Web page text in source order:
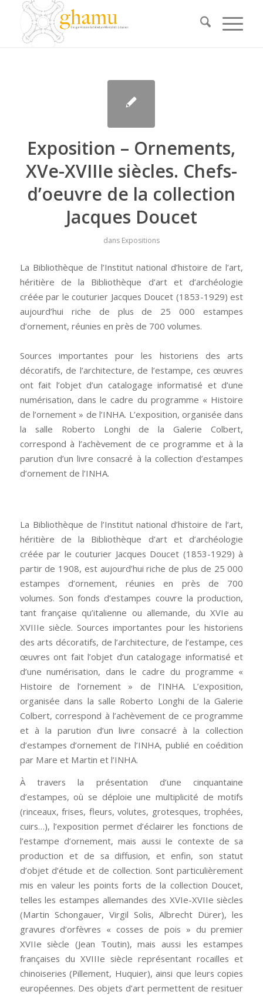
Exposition – Ornements,
XVe-XVIIIe siècles. Chefs-
d’oeuvre de la collection
Jacques Doucet
dans Expositions
La Bibliothèque de l’Institut national d’histoire de l’art,
héritière de la Bibliothèque d’art et d’archéologie
créée par le couturier Jacques Doucet (1853-1929) est
aujourd’hui riche de plus de 25 000 estampes
d’ornement, réunies en près de 700 volumes.
Sources importantes pour les historiens des arts
décoratifs, de l’architecture, de l’estampe, ces œuvres
ont fait l’objet d’un catalogage informatisé et d’une
numérisation, dans le cadre du programme « Histoire
de l’ornement » de l’INHA. L’exposition, organisée dans
la salle Roberto Longhi de la Galerie Colbert,
correspond à l’achèvement de ce programme et à la
parution d’un livre consacré à la collection d’estampes
d’ornement de l’INHA.
La Bibliothèque de l’Institut national d’histoire de l’art,
héritière de la Bibliothèque d’art et d’archéologie
créée par le couturier Jacques Doucet (1853-1929) à
partir de 1908, est aujourd’hui riche de plus de 25 000
estampes d’ornement, réunies en près de 700
volumes. Son fonds d’estampes couvre la production,
tant française qu’italienne ou allemande, du XVIe au
XVIIIe siècle. Sources importantes pour les historiens
des arts décoratifs, de l’architecture, de l’estampe, ces
œuvres ont fait l’objet d’un catalogage informatisé et
d’une numérisation, dans le cadre du programme «
Histoire de l’ornement » de l’INHA. L’exposition,
organisée dans la salle Roberto Longhi de la Galerie
Colbert, correspond à l’achèvement de ce programme
et à la parution d’un livre consacré à la collection
d’estampes d’ornement de l’INHA, publié en coédition
par Mare et Martin et l’INHA.
À travers la présentation d’une cinquantaine
d’estampes, où se déploie une multiplicité de motifs
(rinceaux, frises, fleurs, volutes, grotesques, trophées,
cuirs…), l’exposition permet d’éclairer les fonctions de
l’estampe d’ornement, mais aussi le contexte de sa
production et de sa diffusion, et enfin, son statut
d’objet d’étude et de collection. Sont particulièrement
mis en valeur les points forts de la collection Doucet,
telles les estampes allemandes des XVIe-XVIIe siècles
(Martin Schongauer, Virgil Solis, Albrecht Dürer), les
gravures d’orfèvres « cosses de pois » du premier
XVIIe siècle (Jean Toutin), mais aussi les estampes
françaises du XVIIIe siècle représentant rocailles et
chinoiseries (Pillement, Huquier), ainsi que leurs copies
européennes. Des objets d’art permettent de resituer